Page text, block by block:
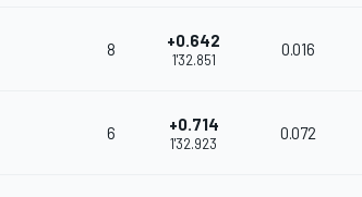
8 +0.642
1'32.851
0.016
6 +0.714
1'32.923
0.072